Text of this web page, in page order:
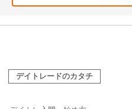
デイトレードのカタチ